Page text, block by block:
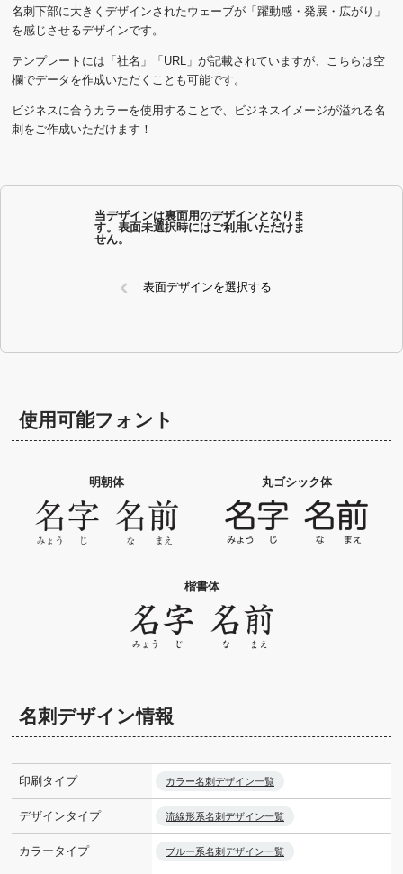
名刺下部に大きくデザインされたウェーブが「躍動感・発展・広がり」
を感じさせるデザインです。
テンプレートには「社名」「URL」が記載されていますが、こちらは空
欄でデータを作成いただくことも可能です。
ビジネスに合うカラーを使用することで、ビジネスイメージが溢れる名
刺をご作成いただけます！
当デザインは裏面用のデザインとなりま
す。表面未選択時にはご利用いただけま
せん。
表面デザインを選択する
使用可能フォント
明朝体 丸ゴシック体
楷書体
名刺デザイン情報
印刷タイプ カラー名刺デザイン一覧
デザインタイプ 流線形系名刺デザイン一覧
カラータイプ ブルー系名刺デザイン一覧